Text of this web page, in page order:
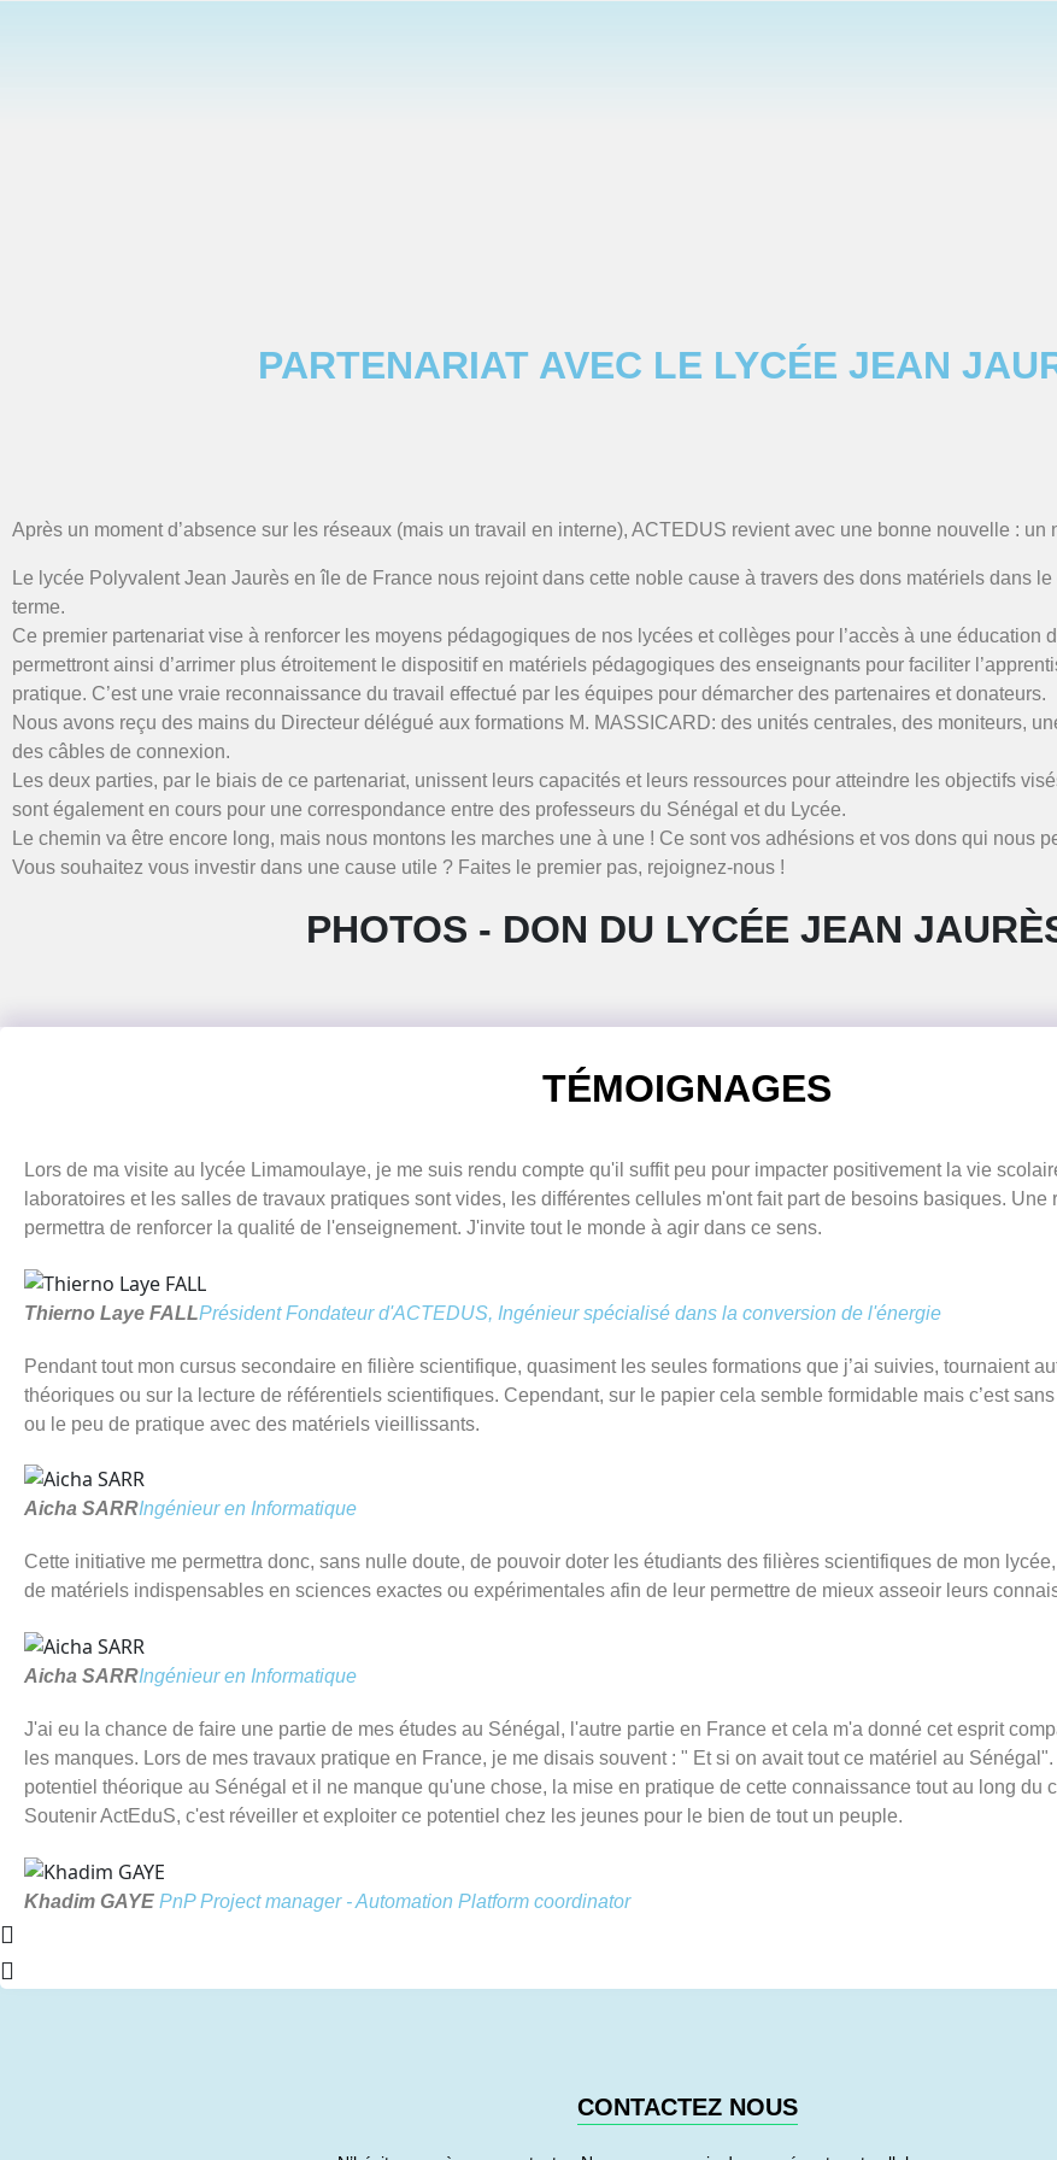
PARTENARIAT AVEC LE LYCÉE JEAN
Après un moment d’absence sur les réseaux (mais un travail en interne), ACTEDUS revient avec une bonne nouvelle : un
Le lycée Polyvalent Jean Jaurès en île de France nous rejoint dans cette noble cause à travers des dons matériels dans
terme.
Ce premier partenariat vise à renforcer les moyens pédagogiques de nos lycées et collèges pour l’accès à une éducation
permettront ainsi d’arrimer plus étroitement le dispositif en matériels pédagogiques des enseignants pour faciliter
pratique. C’est une vraie reconnaissance du travail effectué par les équipes pour démarcher des partenaires et donateurs.
Nous avons reçu des mains du Directeur délégué aux formations M. MASSICARD: des unités centrales, des moniteurs,
des câbles de connexion.
Les deux parties, par le biais de ce partenariat, unissent leurs capacités et leurs ressources pour atteindre les objectifs
sont également en cours pour une correspondance entre des professeurs du Sénégal et du Lycée.
Le chemin va être encore long, mais nous montons les marches une à une ! Ce sont vos adhésions et vos dons qui nous
Vous souhaitez vous investir dans une cause utile ? Faites le premier pas, rejoignez-nous !
PHOTOS - DON DU LYCÉE JEAN
TÉMOIGNAGES
Lors de ma visite au lycée Limamoulaye, je me suis rendu compte qu'il suffit peu pour impacter positivement la vie
laboratoires et les salles de travaux pratiques sont vides, les différentes cellules m'ont fait part de besoins basiques. Une
permettra de renforcer la qualité de l'enseignement. J'invite tout le monde à agir dans ce sens.
Thierno Laye FALLPrésident Fondateur d'ACTEDUS, Ingénieur spécialisé dans la conversion de l'énergie
Pendant tout mon cursus secondaire en filière scientifique, quasiment les seules formations que j’ai suivies, tournaient
théoriques ou sur la lecture de référentiels scientifiques. Cependant, sur le papier cela semble formidable mais c’est
ou le peu de pratique avec des matériels vieillissants.
Aicha SARRIngénieur en Informatique
Cette initiative me permettra donc, sans nulle doute, de pouvoir doter les étudiants des filières scientifiques de mon
de matériels indispensables en sciences exactes ou expérimentales afin de leur permettre de mieux asseoir leurs
Aicha SARRIngénieur en Informatique
J'ai eu la chance de faire une partie de mes études au Sénégal, l'autre partie en France et cela m'a donné cet esprit
les manques. Lors de mes travaux pratique en France, je me disais souvent : " Et si on avait tout ce matériel au
potentiel théorique au Sénégal et il ne manque qu'une chose, la mise en pratique de cette connaissance tout au long du
Soutenir ActEduS, c'est réveiller et exploiter ce potentiel chez les jeunes pour le bien de tout un peuple.
Khadim GAYE PnP Project manager - Automation Platform coordinator
CONTACTEZ NOUS